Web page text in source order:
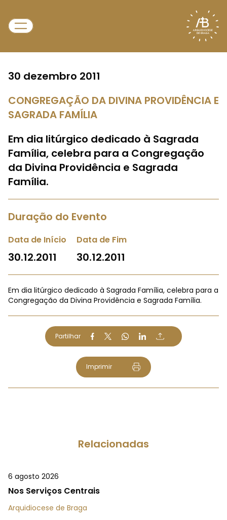
30 dezembro 2011
CONGREGAÇÃO DA DIVINA PROVIDÊNCIA E
SAGRADA FAMÍLIA
Em dia litúrgico dedicado à Sagrada
Família, celebra para a Congregação
da Divina Providência e Sagrada
Família.
Duração do Evento
Data de Início
30.12.2011
Data de Fim
30.12.2011
Em dia litúrgico dedicado à Sagrada Família, celebra para a
Congregação da Divina Providência e Sagrada Família.
Partilhar
Imprimir
Relacionadas
6 agosto 2026
Nos Serviços Centrais
Arquidiocese de Braga